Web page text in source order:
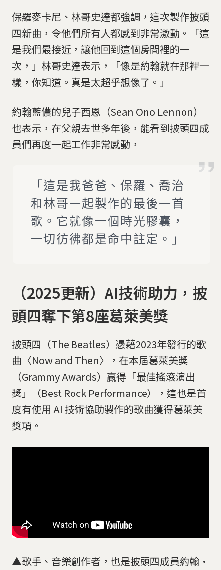
保羅麥卡尼、林哥史達都強調，這次製作披頭
四新曲，令他們所有人都感到非常激動。「這
是我們最接近，讓他回到這個房間裡的一
次，」林哥史達表示，「像是約翰就在那裡一
樣，你知道。真是太超乎想像了。」
約翰藍儂的兒子西恩（Sean Ono Lennon）
也表示，在父親去世多年後，能看到披頭四成
員們再度一起工作非常感動，
「這是我爸爸、保羅、喬治
和林哥一起製作的最後一首
歌。它就像一個時光膠囊，
一切彷彿都是命中註定。」
（2025更新）AI技術助力，披
頭四奪下第8座葛萊美獎
披頭四（The Beatles）憑藉2023年發行的歌
曲〈Now and Then〉，在本屆葛萊美獎
（Grammy Awards）贏得「最佳搖滾演出
獎」（Best Rock Performance），這也是首
度有使用 AI 技術協助製作的歌曲獲得葛萊美
獎項。
▲歌手、音樂創作者，也是披頭四成員約翰·